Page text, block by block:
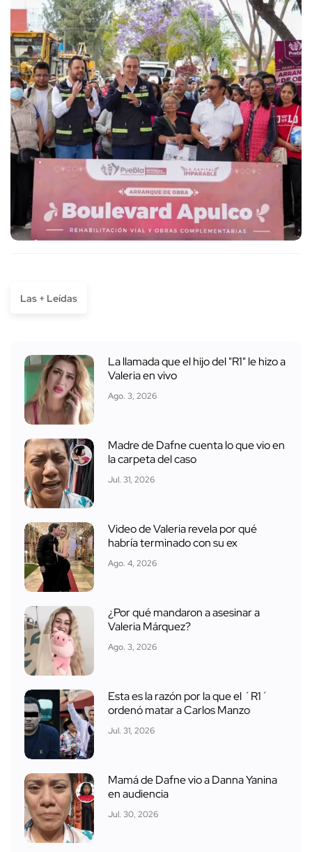
Las + Leídas
La llamada que el hijo del "R1" le hizo a
Valeria en vivo
Ago. 3, 2026
Madre de Dafne cuenta lo que vio en
la carpeta del caso
Jul. 31, 2026
Video de Valeria revela por qué
habría terminado con su ex
Ago. 4, 2026
¿Por qué mandaron a asesinar a
Valeria Márquez?
Ago. 3, 2026
Esta es la razón por la que el ´R1´
ordenó matar a Carlos Manzo
Jul. 31, 2026
Mamá de Dafne vio a Danna Yanina
en audiencia
Jul. 30, 2026